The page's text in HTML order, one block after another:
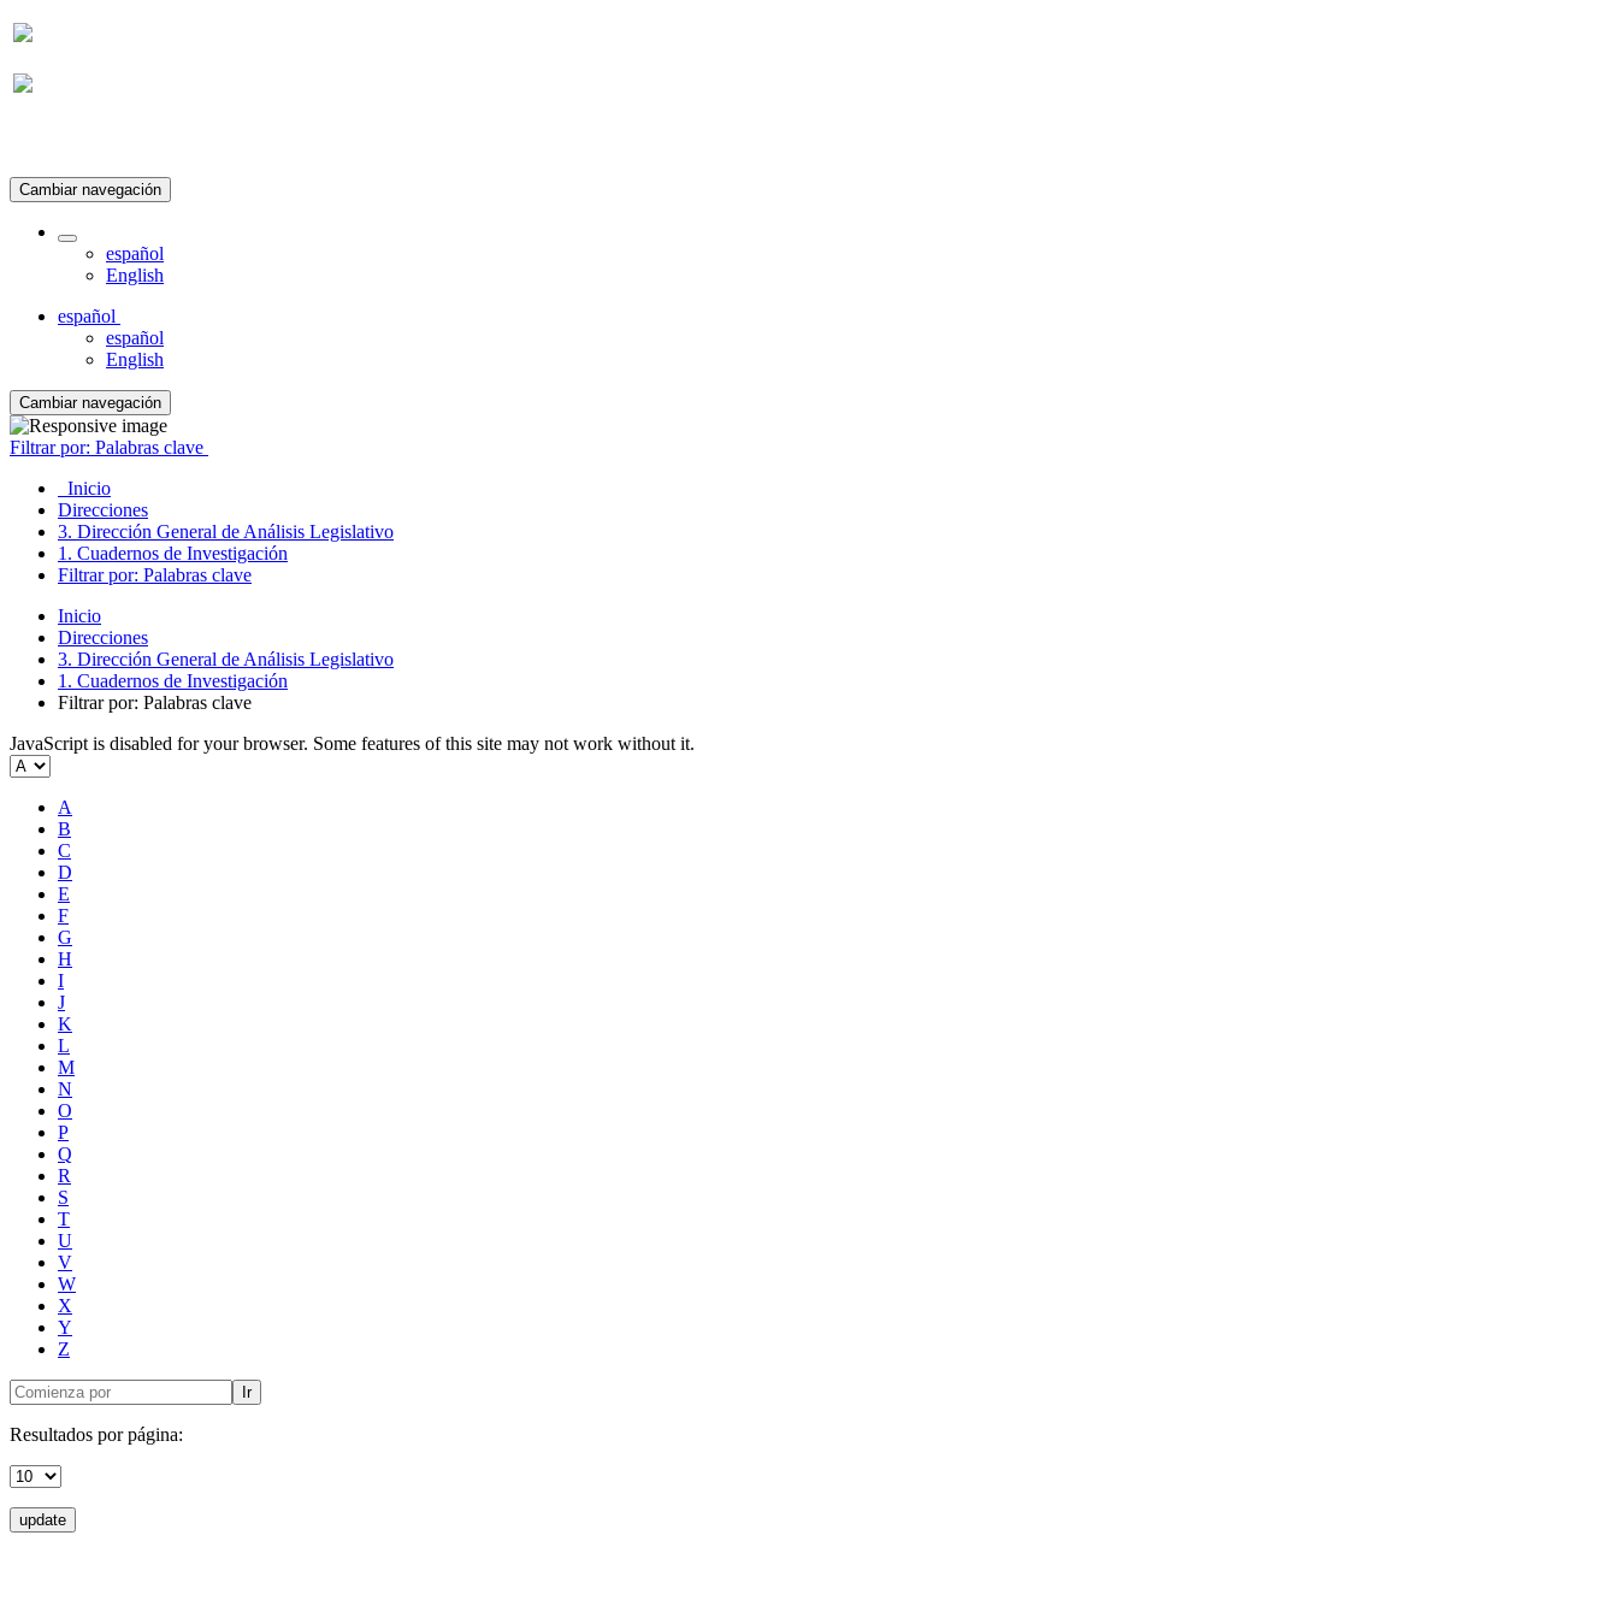
Cambiar navegación
español
English
español
español
English
Cambiar navegación
Filtrar por: Palabras clave
Inicio
Direcciones
3. Dirección General de Análisis Legislativo
1. Cuadernos de Investigación
Filtrar por: Palabras clave
Inicio
Direcciones
3. Dirección General de Análisis Legislativo
1. Cuadernos de Investigación
Filtrar por: Palabras clave
JavaScript is disabled for your browser. Some features of this site may not work without it.
A
B
C
D
E
F
G
H
I
J
K
L
M
N
O
P
Q
R
S
T
U
V
W
X
Y
Z
Ir
Resultados por página:
update